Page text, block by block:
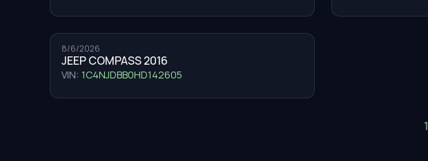
8/6/2026
JEEP COMPASS 2016
VIN: 1C4NJDBB0HD142605
1